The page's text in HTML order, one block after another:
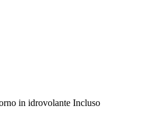
in idrovolante Incluso